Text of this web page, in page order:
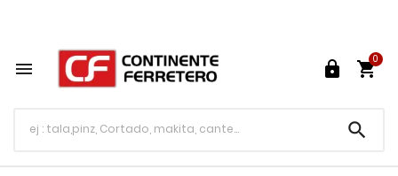
  
0
